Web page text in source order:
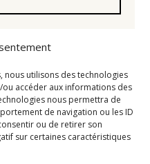
nous utilisons des technologies
accéder aux informations des
nous permettra de
de navigation ou les ID
ou de retirer son
sur certaines caractéristiques
intérieur